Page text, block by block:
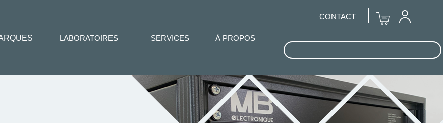
CONTACT
LABORATOIRES SERVICES À PROPOS